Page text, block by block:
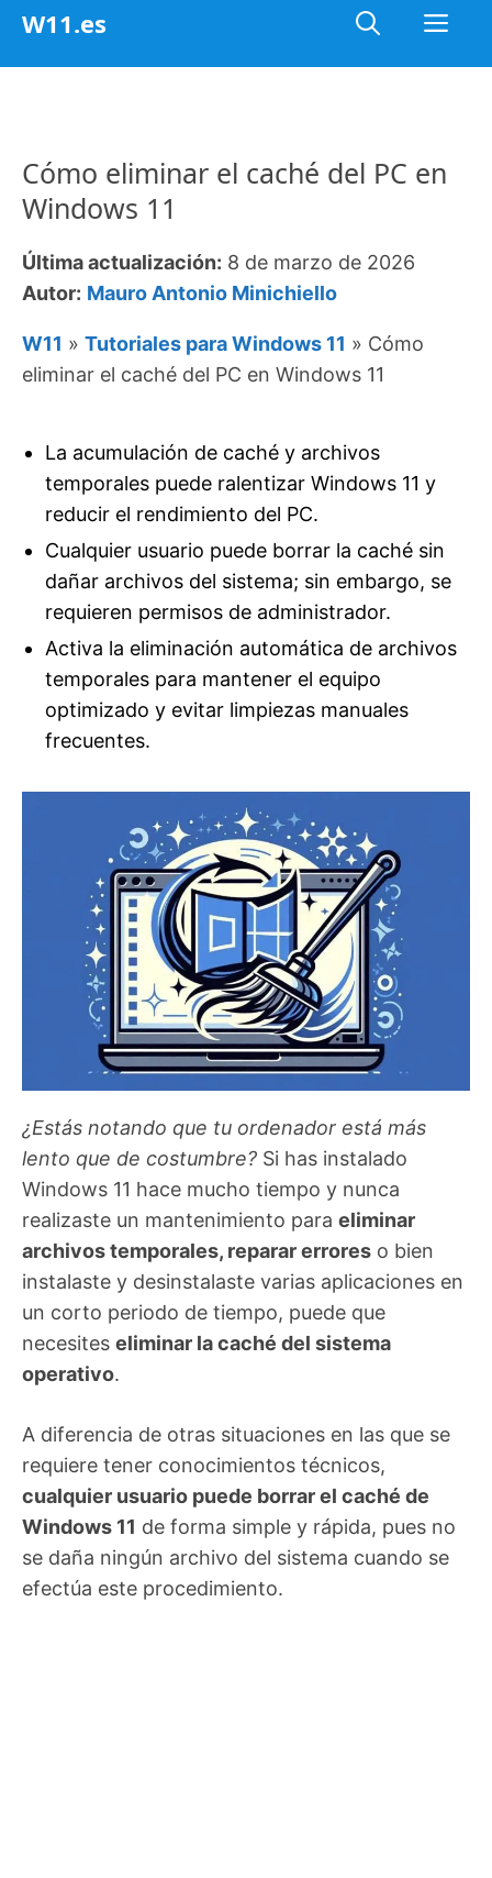
Saltar
W11.es
Cómo eliminar el caché del PC en
Windows 11
Última actualización: 8 de marzo de 2026
Autor: Mauro Antonio Minichiello
W11 » Tutoriales para Windows 11 » Cómo
eliminar el caché del PC en Windows 11
La acumulación de caché y archivos
temporales puede ralentizar Windows 11 y
reducir el rendimiento del PC.
Cualquier usuario puede borrar la caché sin
dañar archivos del sistema; sin embargo, se
requieren permisos de administrador.
Activa la eliminación automática de archivos
temporales para mantener el equipo
optimizado y evitar limpiezas manuales
frecuentes.
¿Estás notando que tu ordenador está más
lento que de costumbre? Si has instalado
Windows 11 hace mucho tiempo y nunca
realizaste un mantenimiento para eliminar
archivos temporales, reparar errores o bien
instalaste y desinstalaste varias aplicaciones en
un corto periodo de tiempo, puede que
necesites eliminar la caché del sistema
operativo.
A diferencia de otras situaciones en las que se
requiere tener conocimientos técnicos,
cualquier usuario puede borrar el caché de
Windows 11 de forma simple y rápida, pues no
se daña ningún archivo del sistema cuando se
efectúa este procedimiento.